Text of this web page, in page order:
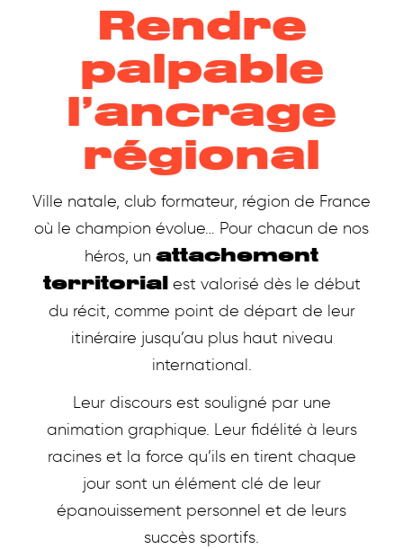
Rendre
palpable
l’ancrage
régional
Ville natale, club formateur, région de France
où le champion évolue… Pour chacun de nos
héros, un attachement
territorial est valorisé dès le début
du récit, comme point de départ de leur
itinéraire jusqu’au plus haut niveau
international.
Leur discours est souligné par une
animation graphique. Leur fidélité à leurs
racines et la force qu’ils en tirent chaque
jour sont un élément clé de leur
épanouissement personnel et de leurs
succès sportifs.